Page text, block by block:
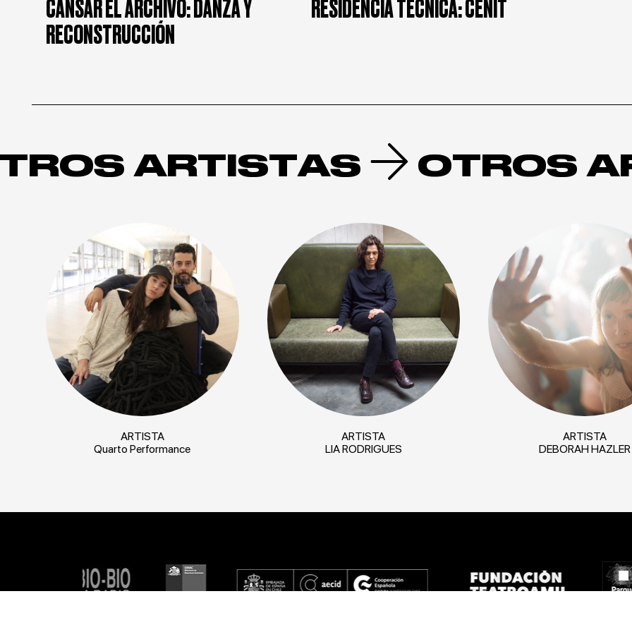
CANSAR EL ARCHIVO: DANZA Y
RECONSTRUCCIÓN
RESIDENCIA TÉCNICA: CENIT
ARTISTAS OTROS
ARTISTA
Quarto Performance
ARTISTA
LIA RODRIGUES
ARTISTA
DEBORAH HAZLER